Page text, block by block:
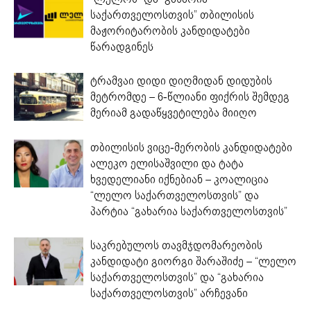
საქართველოსთვის” თბილისის
მაჟორიტარობის კანდიდატები
წარადგინეს
ტრამვაი დიდი დიღმიდან დიდუბის
მეტრომდე – 6-წლიანი ფიქრის შემდეგ
მერიამ გადაწყვეტილება მიიღო
თბილისის ვიცე-მერობის კანდიდატები
ალეკო ელისაშვილი და ტატა
ხვედელიანი იქნებიან – კოალიცია
“ლელო საქართველოსთვის” და
პარტია “გახარია საქართველოსთვის”
საკრებულოს თავმჯდომარეობის
კანდიდატი გიორგი შარაშიძე – “ლელო
საქართველოსთვის” და “გახარია
საქართველოსთვის” არჩევანი